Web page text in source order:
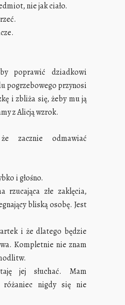
nie jak ciało.
poprawić dziadkowi
pogrzebowego przynosi
i zbliża się, żeby mu ją
z Alicją wzrok.
zacznie odmawiać
i głośno.
rzucająca złe zaklęcia,
bliską osobę. Jest
i że dlatego będzie
Kompletnie nie znam
jej słuchać. Mam
nigdy się nie